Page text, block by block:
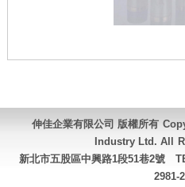
伸佳企業有限公司 版權所有
Industry Ltd. All
新北市五股區中興路1段51巷2號
2981-